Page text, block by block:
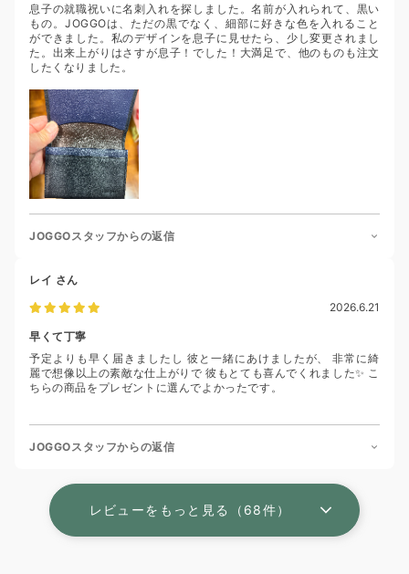
息子の就職祝いに名刺入れを探しました。名前が入れられて、黒い
もの。JOGGOは、ただの黒でなく、細部に好きな色を入れること
ができました。私のデザインを息子に見せたら、少し変更されまし
た。出来上がりはさすが息子！でした！大満足で、他のものも注文
したくなりました。
JOGGOスタッフからの返信
レイ さん
2026.6.21
早くて丁寧
予定よりも早く届きましたし 彼と一緒にあけましたが、 非常に綺
麗で想像以上の素敵な仕上がりで 彼もとても喜んでくれました✨ こ
ちらの商品をプレゼントに選んでよかったです。
JOGGOスタッフからの返信
レビューをもっと見る（68件）